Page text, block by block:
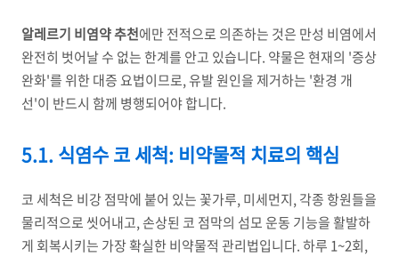
알레르기 비염약 추천에만 전적으로 의존하는 것은 만성 비염에서
완전히 벗어날 수 없는 한계를 안고 있습니다. 약물은 현재의 '증상
완화'를 위한 대증 요법이므로, 유발 원인을 제거하는 '환경 개
선'이 반드시 함께 병행되어야 합니다.
5.1. 식염수 코 세척: 비약물적 치료의 핵심
코 세척은 비강 점막에 붙어 있는 꽃가루, 미세먼지, 각종 항원들을
물리적으로 씻어내고, 손상된 코 점막의 섬모 운동 기능을 활발하
게 회복시키는 가장 확실한 비약물적 관리법입니다. 하루 1~2회,